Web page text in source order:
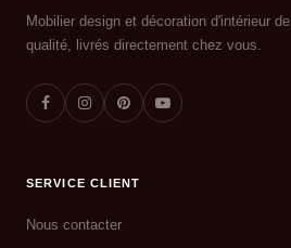
Mobilier design et décoration d'intérieur de
qualité, livrés directement chez vous.
SERVICE CLIENT
Nous contacter